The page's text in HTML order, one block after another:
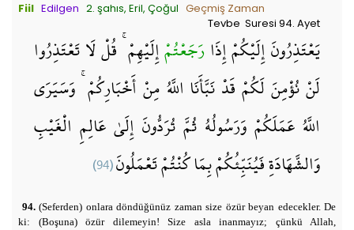
Fiil Edilgen 2. şahıs, Eril, Çoğul Geçmiş Zaman
Tevbe Suresi 94. Ayet
يَعْتَذِرُونَ إِلَيْكُمْ إِذَارَجَعْتُمْإِلَيْهِمْ ۚ قُلْ لَا تَعْتَذِرُوا
لَنْ نُؤْمِنَ لَكُمْ قَدْ نَبَّأَنَا اللَّهُ مِنْ أَخْبَارِكُمْ ۚ وَسَيَرَى
اللَّهُ عَمَلَكُمْ وَرَسُولُهُ ثُمَّ تُرَدُّونَ إِلَىٰ عَالِمِ الْغَيْبِ
وَالشَّهَادَةِ فَيُنَبِّئُكُمْ بِمَا كُنْتُمْ تَعْمَلُونَ(94)
94.(Seferden) onlara döndüğünüz zaman size özür beyan edecekler. De
ki: (Boşuna) özür dilemeyin! Size asla inanmayız; çünkü Allah,